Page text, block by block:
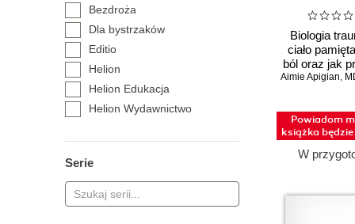
Bezdroża
Dla bystrzaków
Editio
Helion
Helion Edukacja
Helion Wydawnictwo
Onepress
Sensus
Septem
Videopoint
Serie
Biologia
ciało
ból oraz jak
mu
Aimie Apigian,
Powiadom
książka
W